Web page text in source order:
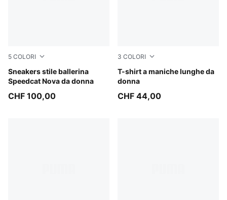
5 COLORI
Sneakers stile ballerina
Speedcat Nova da donna
Powder Pink-PUMA Black
CHF 100,00
3 COLORI
T-shirt a maniche lunghe da
donna
Creamy Vanilla
CHF 44,00